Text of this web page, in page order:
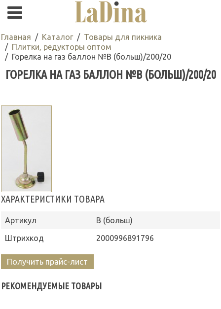
Главная Каталог
Товары для пикника
Плитки, редукторы оптом
Горелка на газ баллон №В (больш)/200/20
ГОРЕЛКА НА ГАЗ БАЛЛОН №В (БОЛЬШ)/200/20
ХАРАКТЕРИСТИКИ ТОВАРА
Артикул
В (больш)
Штрихкод
2000996891796
Получить прайс-лист
РЕКОМЕНДУЕМЫЕ ТОВАРЫ